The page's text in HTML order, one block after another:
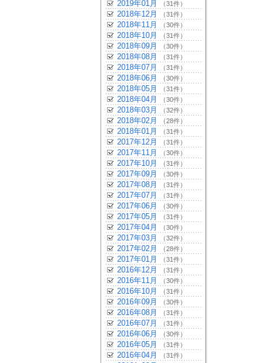
2019年01月 （31件）
2018年12月 （31件）
2018年11月 （30件）
2018年10月 （31件）
2018年09月 （30件）
2018年08月 （31件）
2018年07月 （31件）
2018年06月 （30件）
2018年05月 （31件）
2018年04月 （30件）
2018年03月 （32件）
2018年02月 （28件）
2018年01月 （31件）
2017年12月 （31件）
2017年11月 （30件）
2017年10月 （31件）
2017年09月 （30件）
2017年08月 （31件）
2017年07月 （31件）
2017年06月 （30件）
2017年05月 （31件）
2017年04月 （30件）
2017年03月 （32件）
2017年02月 （28件）
2017年01月 （31件）
2016年12月 （31件）
2016年11月 （30件）
2016年10月 （31件）
2016年09月 （30件）
2016年08月 （31件）
2016年07月 （31件）
2016年06月 （30件）
2016年05月 （31件）
2016年04月 （31件）